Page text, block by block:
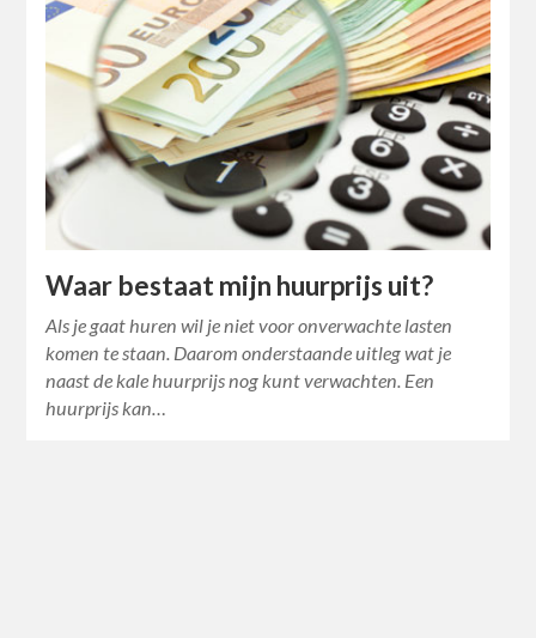
Waar bestaat mijn huurprijs uit?
Als je gaat huren wil je niet voor onverwachte lasten
komen te staan. Daarom onderstaande uitleg wat je
naast de kale huurprijs nog kunt verwachten. Een
huurprijs kan…